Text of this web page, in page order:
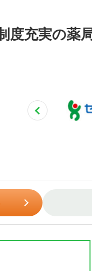
度充実の薬